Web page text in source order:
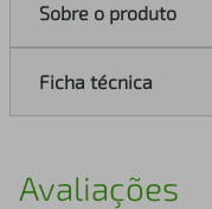
Sobre o produto
Ficha técnica
Avaliações